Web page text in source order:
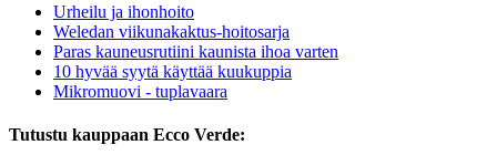
Urheilu ja ihonhoito
Weledan viikunakaktus-hoitosarja
Paras kauneusrutiini kaunista ihoa varten
10 hyvää syytä käyttää kuukuppia
Mikromuovi - tuplavaara
Tutustu kauppaan Ecco Verde: